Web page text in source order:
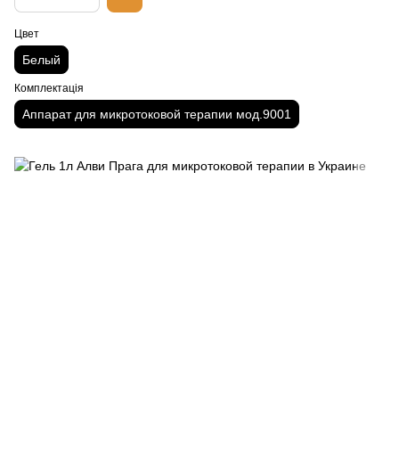
Цвет
Белый
Комплектація
Аппарат для микротоковой терапии мод.9001